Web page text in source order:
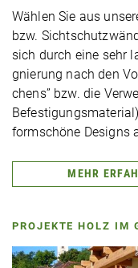
Wählen Sie aus
bzw.
sich durch eine sehr
gnie­rung nach den
chens” bzw. die
form­schö­ne Designs
MEHR
PROJEKTE HOLZ IM